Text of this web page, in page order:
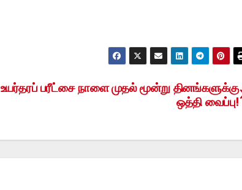
உயர்தரப் பரீட்சை நாளை முதல் மூன்று தினங்களுக்கு
ஒத்தி வைப்பு!